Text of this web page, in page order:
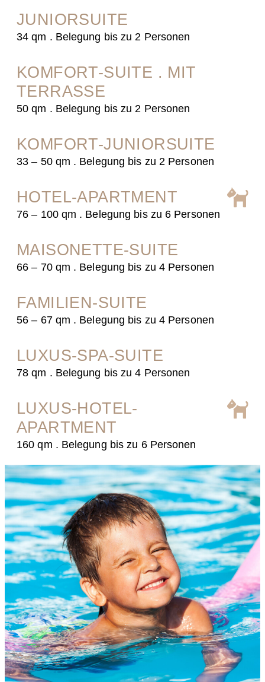
JUNIORSUITE
34 qm . Belegung bis zu 2 Personen
KOMFORT-SUITE . MIT
TERRASSE
50 qm . Belegung bis zu 2 Personen
KOMFORT-JUNIORSUITE
33 – 50 qm . Belegung bis zu 2 Personen
HOTEL-APARTMENT
76 – 100 qm . Belegung bis zu 6 Personen
MAISONETTE-SUITE
66 – 70 qm . Belegung bis zu 4 Personen
FAMILIEN-SUITE
56 – 67 qm . Belegung bis zu 4 Personen
LUXUS-SPA-SUITE
78 qm . Belegung bis zu 4 Personen
LUXUS-HOTEL-
APARTMENT
160 qm . Belegung bis zu 6 Personen